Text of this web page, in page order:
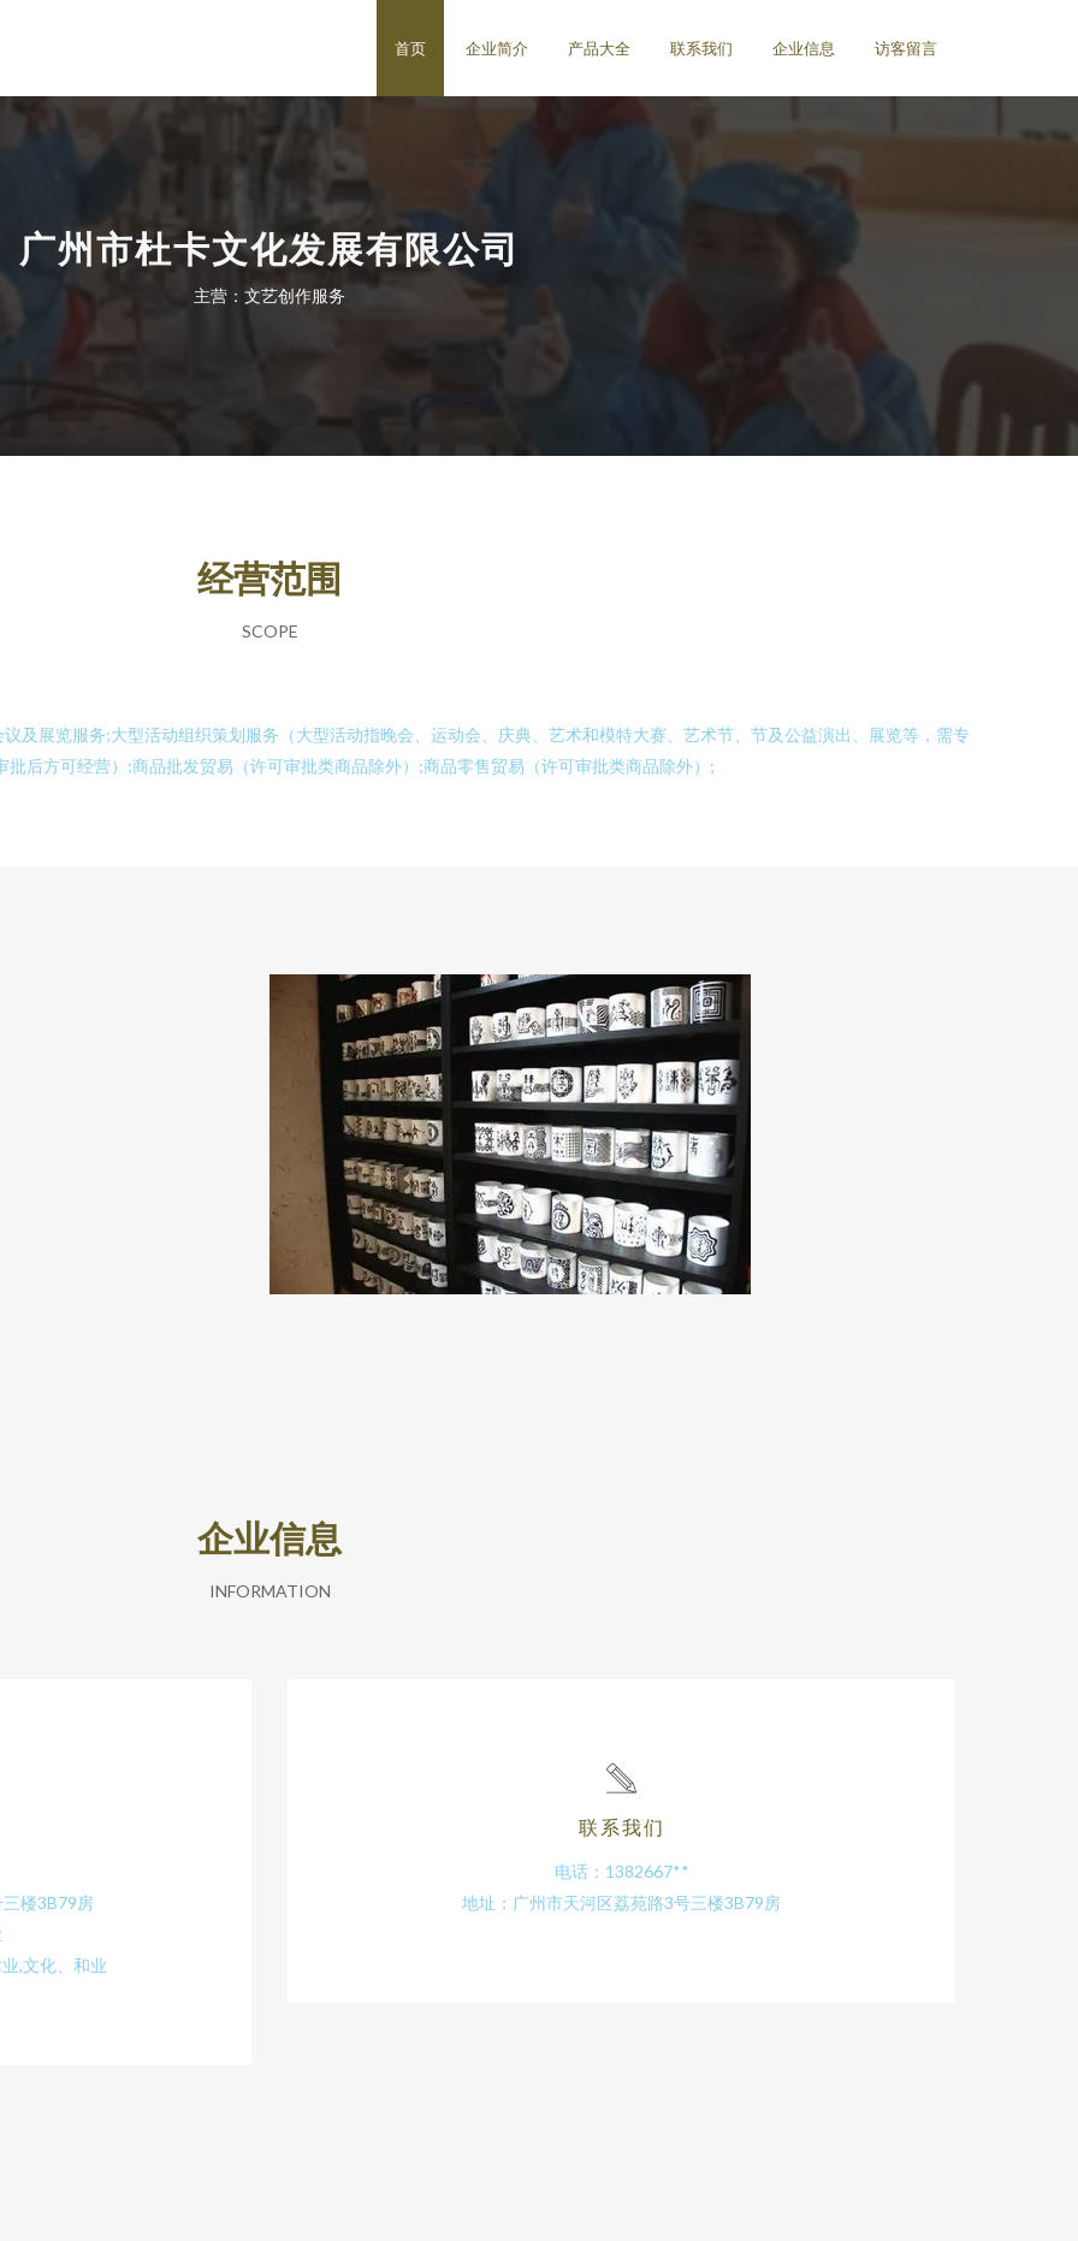
首页 企业简介 产品大全 联系我们 企业信息 访客留言
广州市杜卡文化发展有限公司
主营：文艺创作服务
经营范围
SCOPE
及展览服务;大型活动组织策划服务（大型活动指晚会、运动会、庆典、艺术和模特大赛、艺术节、节及公益演出、展览等，需专
批后方可经营）;商品批发贸易（许可审批类商品除外）;商品零售贸易（许可审批类商品除外）;
企业信息
INFORMATION
楼3B79房
,文化、和业
联系我们
电话：1382667**
地址：广州市天河区荔苑路3号三楼3B79房